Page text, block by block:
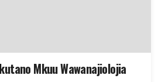
Mkuu Wawanajiolojia